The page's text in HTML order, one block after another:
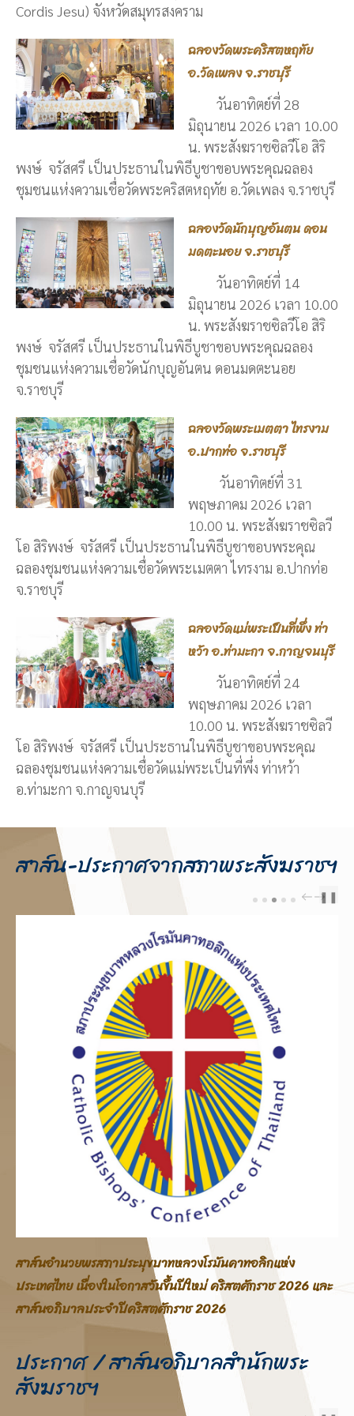
Cordis Jesu) จังหวัดสมุทรสงคราม
ฉลองวัดพระคริสตหฤทัย
อ.วัดเพลง จ.ราชบุรี
วันอาทิตย์ที่ 28
มิถุนายน 2026 เวลา 10.00
น. พระสังฆราชซิลวีโอ สิริ
พงษ์ จรัสศรี เป็นประธานในพิธีบูชาขอบพระคุณฉลอง
ชุมชนแห่งความเชื่อวัดพระคริสตหฤทัย อ.วัดเพลง จ.ราชบุรี
ฉลองวัดนักบุญอันตน ดอน
มดตะนอย จ.ราชบุรี
วันอาทิตย์ที่ 14
มิถุนายน 2026 เวลา 10.00
น. พระสังฆราชซิลวีโอ สิริ
พงษ์ จรัสศรี เป็นประธานในพิธีบูชาขอบพระคุณฉลอง
ชุมชนแห่งความเชื่อวัดนักบุญอันตน ดอนมดตะนอย
จ.ราชบุรี
ฉลองวัดพระเมตตา ไทรงาม
อ.ปากท่อ จ.ราชบุรี
วันอาทิตย์ที่ 31
พฤษภาคม 2026 เวลา
10.00 น. พระสังฆราชซิลวี
โอ สิริพงษ์ จรัสศรี เป็นประธานในพิธีบูชาขอบพระคุณ
ฉลองชุมชนแห่งความเชื่อวัดพระเมตตา ไทรงาม อ.ปากท่อ
จ.ราชบุรี
ฉลองวัดแม่พระเป็นที่พึ่ง ท่า
หว้า อ.ท่ามะกา จ.กาญจนบุรี
วันอาทิตย์ที่ 24
พฤษภาคม 2026 เวลา
10.00 น. พระสังฆราชซิลวี
โอ สิริพงษ์ จรัสศรี เป็นประธานในพิธีบูชาขอบพระคุณ
ฉลองชุมชนแห่งความเชื่อวัดแม่พระเป็นที่พึ่ง ท่าหว้า
อ.ท่ามะกา จ.กาญจนบุรี
สาส์น-ประกาศจากสภาพระสังฆราชฯ
PREVNEXT
❚❚
สาส์นอภิบาลสภาประมุขบาทหลวงโรมันคาทอลิกแห่ง
ประเทศไทย โอกาสสมโภชพระคริสตสมภพ คริสตศักราช 2025
ประกาศ / สาส์นอภิบาลสำนักพระ
สังฆราชฯ